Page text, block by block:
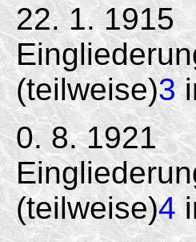
22. 1. 1915
(teilweise)3
0. 8. 1921
(teilweise)4